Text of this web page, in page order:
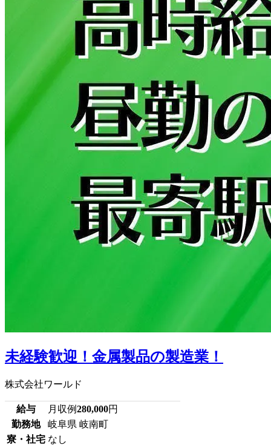
未経験歓迎！金属製品の製造業！
株式会社ワールド
給与 月収例280,000円
勤務地
岐阜県 岐南町
寮・社宅 なし